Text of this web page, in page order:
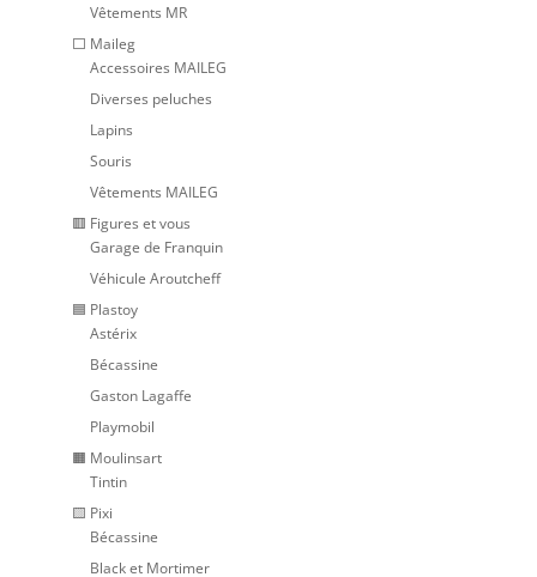
Vêtements MR
⬜ Maileg
Accessoires MAILEG
Diverses peluches
Lapins
Souris
Vêtements MAILEG
🟥 Figures et vous
Garage de Franquin
Véhicule Aroutcheff
🟦 Plastoy
Astérix
Bécassine
Gaston Lagaffe
Playmobil
🟧 Moulinsart
Tintin
🟨 Pixi
Bécassine
Black et Mortimer